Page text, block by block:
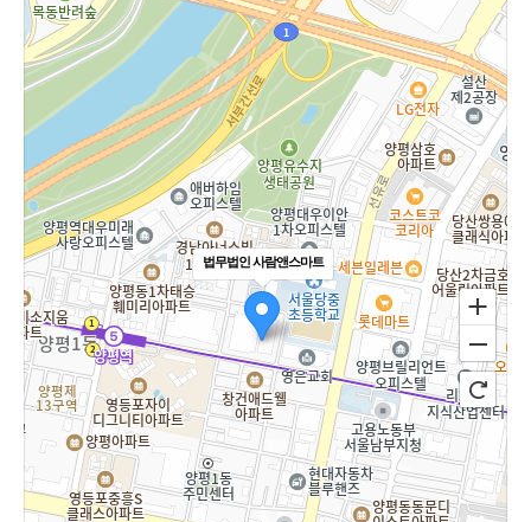
법무법인 사람앤스마트